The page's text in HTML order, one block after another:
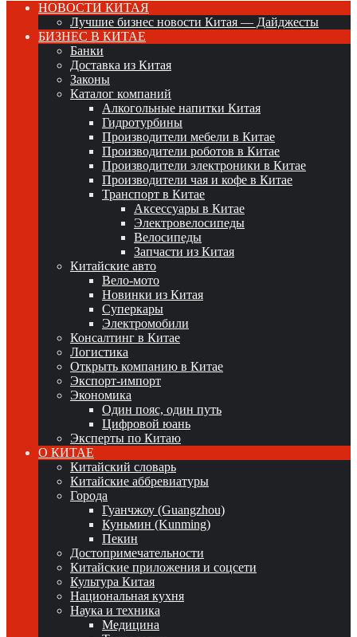
НОВОСТИ КИТАЯ
Лучшие бизнес новости Китая — Дайджесты
БИЗНЕС В КИТАЕ
Банки
Доставка из Китая
Законы
Каталог компаний
Алкогольные напитки Китая
Гидротурбины
Производители мебели в Китае
Производители роботов в Китае
Производители электроники в Китае
Производители чая и кофе в Китае
Транспорт в Китае
Аксессуары в Китае
Электровелосипеды
Велосипеды
Запчасти из Китая
Китайские авто
Вело-мото
Новинки из Китая
Суперкары
Электромобили
Консалтинг в Китае
Логистика
Открыть компанию в Китае
Экспорт-импорт
Экономика
Один пояс, один путь
Цифровой юань
Эксперты по Китаю
О КИТАЕ
Китайский словарь
Китайские аббревиатуры
Города
Гуанчжоу (Guangzhou)
Куньмин (Kunming)
Пекин
Достопримечательности
Китайские приложения и соцсети
Культура Китая
Национальная кухня
Наука и техника
Медицина